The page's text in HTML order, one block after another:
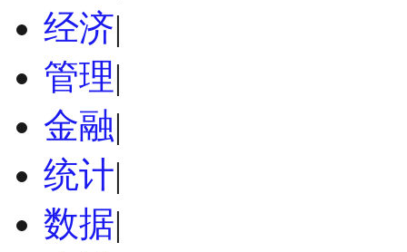
经济|
管理|
金融|
统计|
数据|